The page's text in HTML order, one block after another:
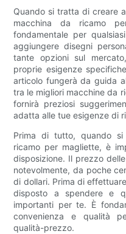
Quando si tratta di creare
macchina da ricamo
fondamentale per
aggiungere disegni
tante opzioni sul
proprie esigenze
articolo fungerà da guida
tra le migliori macchine da
fornirà preziosi
adatta alle tue esigenze di
Prima di tutto, quando
ricamo per magliette, è
disposizione. Il prezzo
notevolmente, da poche
di dollari. Prima di
disposto a spendere e
importanti per te. È
convenienza e qualità
qualità-prezzo.